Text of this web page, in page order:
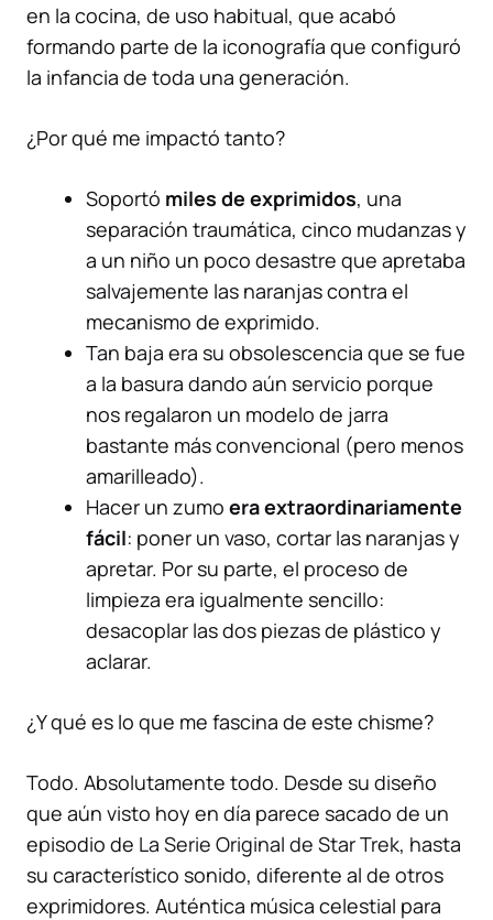
en la cocina, de uso habitual, que acabó
formando parte de la iconografía que configuró
la infancia de toda una generación.
¿Por qué me impactó tanto?
Soportó miles de exprimidos, una
separación traumática, cinco mudanzas y
a un niño un poco desastre que apretaba
salvajemente las naranjas contra el
mecanismo de exprimido.
Tan baja era su obsolescencia que se fue
a la basura dando aún servicio porque
nos regalaron un modelo de jarra
bastante más convencional (pero menos
amarilleado).
Hacer un zumo era extraordinariamente
fácil: poner un vaso, cortar las naranjas y
apretar. Por su parte, el proceso de
limpieza era igualmente sencillo:
desacoplar las dos piezas de plástico y
aclarar.
¿Y qué es lo que me fascina de este chisme?
Todo. Absolutamente todo. Desde su diseño
que aún visto hoy en día parece sacado de un
episodio de La Serie Original de Star Trek, hasta
su característico sonido, diferente al de otros
exprimidores. Auténtica música celestial para